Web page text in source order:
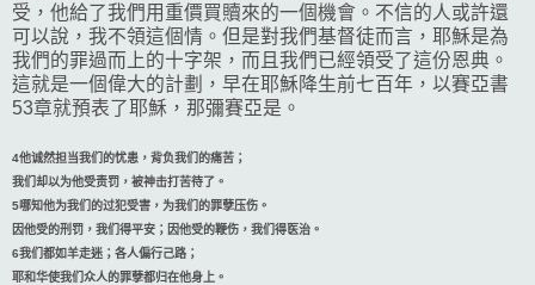
受，他給了我們用重價買贖來的一個機會。不信的人或許還
可以說，我不領這個情。但是對我們基督徒而言，耶穌是為
我們的罪過而上的十字架，而且我們已經領受了這份恩典。
這就是一個偉大的計劃，早在耶穌降生前七百年，以賽亞書
53章就預表了耶穌，那彌賽亞是。
4他诚然担当我们的忧患，背负我们的痛苦；
我们却以为他受责罚，被神击打苦待了。
5哪知他为我们的过犯受害，为我们的罪孽压伤。
因他受的刑罚，我们得平安；因他受的鞭伤，我们得医治。
6我们都如羊走迷；各人偏行己路；
耶和华使我们众人的罪孽都归在他身上。